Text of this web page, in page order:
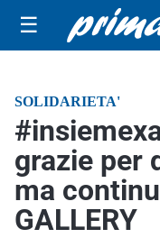
☰
SOLIDARIETA'
grazie per
ma
GALLERY